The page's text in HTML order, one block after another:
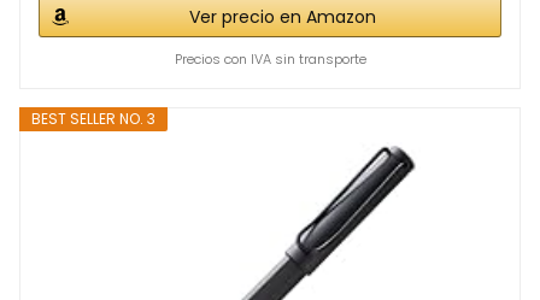
Ver precio en Amazon
Precios con IVA sin transporte
BEST SELLER NO. 3